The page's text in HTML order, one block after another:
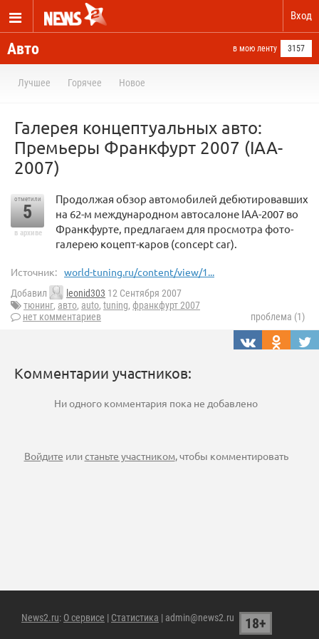
Вход
Авто в мою ленту 3157
Лучшее Горячее Новое
Галерея концептуальных авто:
Премьеры Франкфурт 2007 (IAA-
2007)
отметили
5
в архиве
Продолжая обзор автомобилей дебютировавших
на 62-м международном автосалоне IAA-2007 во
Франкфурте, предлагаем для просмотра фото-
галерею коцепт-каров (сoncept сar).
Источник: world-tuning.ru/content/view/1...
Добавил leonid303 12 Сентября 2007
тюнинг, авто, auto, tuning, франкфурт 2007
нет комментариев
проблема (1)
Комментарии участников:
Ни одного комментария пока не добавлено
Войдите илистаньте участником, чтобы комментировать
News2.ru: О сервисе | Статистика | admin@news2.ru 18+